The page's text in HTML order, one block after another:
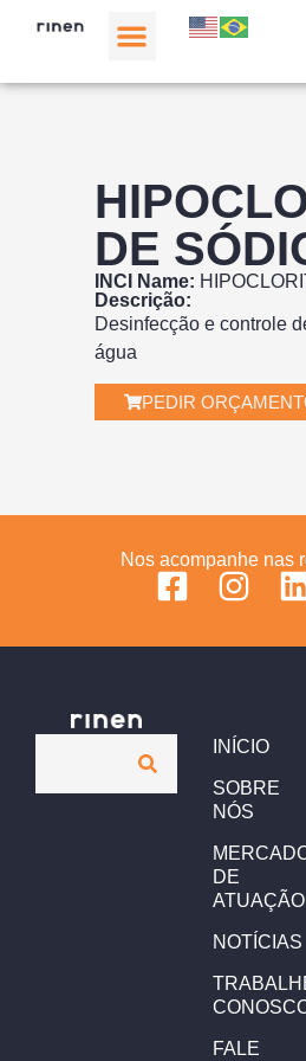
DE
INCI Name:
Descrição:
Desinfecção e controle
água
PEDIR
Nos acompanhe nas
INÍCIO
SOBRE
NÓS
DE
ATUAÇÃO
NOTÍCIAS
FALE